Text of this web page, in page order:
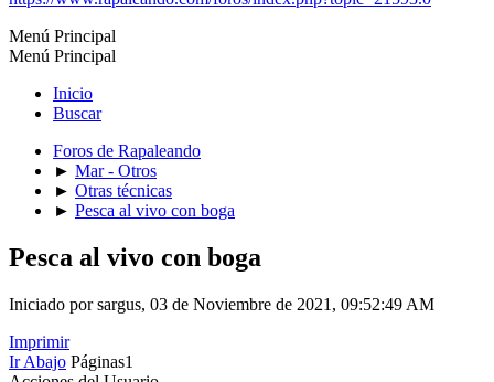
Menú Principal
Menú Principal
Inicio
Buscar
Foros de Rapaleando
► Mar - Otros
► Otras técnicas
► Pesca al vivo con boga
Pesca al vivo con boga
Iniciado por sargus, 03 de Noviembre de 2021, 09:52:49 AM
Imprimir
Ir Abajo Páginas1